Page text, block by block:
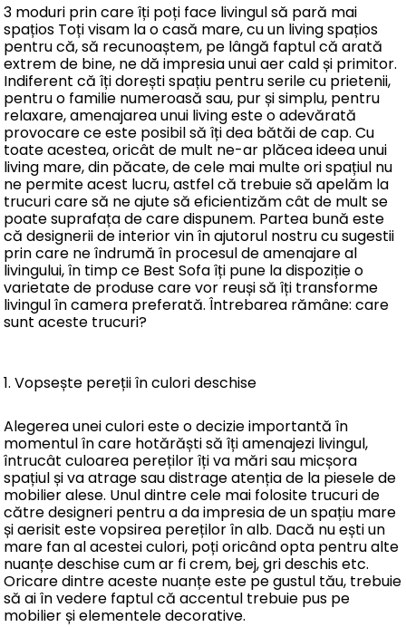
3 moduri prin care îți poți face livingul să pară mai
spațios Toți visam la o casă mare, cu un living spațios
pentru că, să recunoaștem, pe lângă faptul că arată
extrem de bine, ne dă impresia unui aer cald și primitor.
Indiferent că îți dorești spațiu pentru serile cu prietenii,
pentru o familie numeroasă sau, pur și simplu, pentru
relaxare, amenajarea unui living este o adevărată
provocare ce este posibil să îți dea bătăi de cap. Cu
toate acestea, oricât de mult ne-ar plăcea ideea unui
living mare, din păcate, de cele mai multe ori spațiul nu
ne permite acest lucru, astfel că trebuie să apelăm la
trucuri care să ne ajute să eficientizăm cât de mult se
poate suprafața de care dispunem. Partea bună este
că designerii de interior vin în ajutorul nostru cu sugestii
prin care ne îndrumă în procesul de amenajare al
livingului, în timp ce Best Sofa îți pune la dispoziție o
varietate de produse care vor reuși să îți transforme
livingul în camera preferată. Întrebarea rămâne: care
sunt aceste trucuri?
1. Vopsește pereții în culori deschise
Alegerea unei culori este o decizie importantă în
momentul în care hotărăști să îți amenajezi livingul,
întrucât culoarea pereților îți va mări sau micșora
spațiul și va atrage sau distrage atenția de la piesele de
mobilier alese. Unul dintre cele mai folosite trucuri de
către designeri pentru a da impresia de un spațiu mare
și aerisit este vopsirea pereților în alb. Dacă nu ești un
mare fan al acestei culori, poți oricând opta pentru alte
nuanțe deschise cum ar fi crem, bej, gri deschis etc.
Oricare dintre aceste nuanțe este pe gustul tău, trebuie
să ai în vedere faptul că accentul trebuie pus pe
mobilier și elementele decorative.